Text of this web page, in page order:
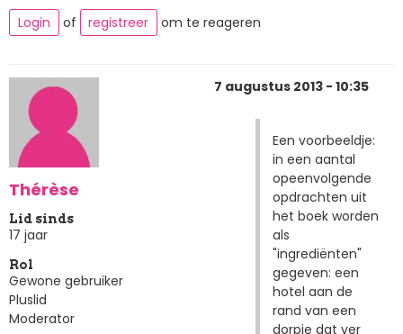
Login
of registreer om te reageren
Thérèse
Lid sinds
17 jaar
Rol
Gewone gebruiker
Pluslid
Moderator
7 augustus 2013 - 10:35
Een voorbeeldje:
in een aantal
opeenvolgende
opdrachten uit
het boek worden
als
"ingrediënten"
gegeven: een
hotel aan de
rand van een
dorpje dat ver